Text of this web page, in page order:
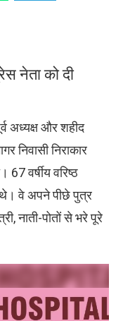
नेता को दी
अध्यक्ष और शहीद
निवासी निराकार
वर्षीय वरिष्ठ
वे अपने पीछे पुत्र
नाती-पोतों से भरे पूरे